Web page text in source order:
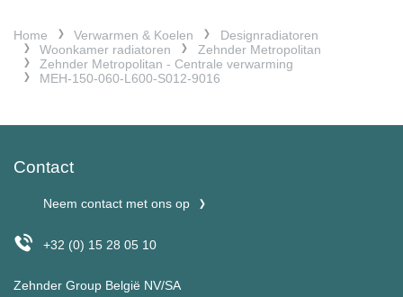
Home Verwarmen & Koelen
Designradiatoren
Woonkamer radiatoren
Zehnder Metropolitan
Zehnder Metropolitan - Centrale verwarming
MEH-150-060-L600-S012-9016
Contact
Neem contact met ons op
+32 (0) 15 28 05 10
Zehnder Group België NV/SA